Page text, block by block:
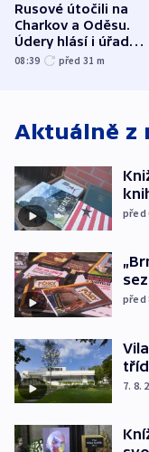
Rusové útočili na
Charkov a Oděsu.
Údery hlásí i úřady v
Bělgorodu
08:39 před 31 m
Aktuálně z
před
před
7. 8.